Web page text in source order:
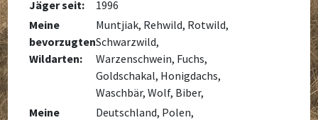
Jäger seit:
1996
Meine
bevorzugten
Wildarten:
Muntjiak, Rehwild, Rotwild,
Schwarzwild,
Warzenschwein, Fuchs,
Goldschakal, Honigdachs,
Waschbär, Wolf, Biber,
Meine
Deutschland, Polen,